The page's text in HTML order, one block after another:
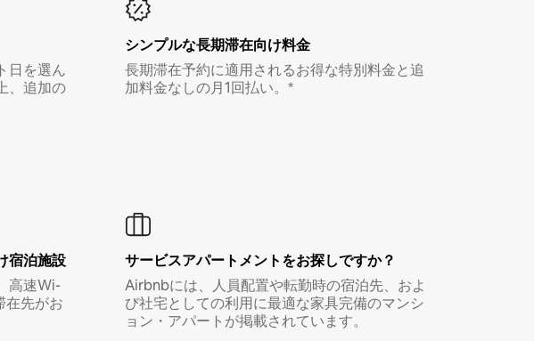
日を選ん
、追加の
シンプルな長期滞在向け料金
長期滞在予約に適用されるお得な特別料金と追
加料金なしの月1回払い。*
宿⁠泊⁠施⁠設
高速Wi-
在先がお
サービスアパートメントをお探しですか？
Airbnbには、人員配置や転勤時の宿泊先、およ
び社宅としての利用に最適な家具完備のマンシ
ョン・アパートが掲載されています。